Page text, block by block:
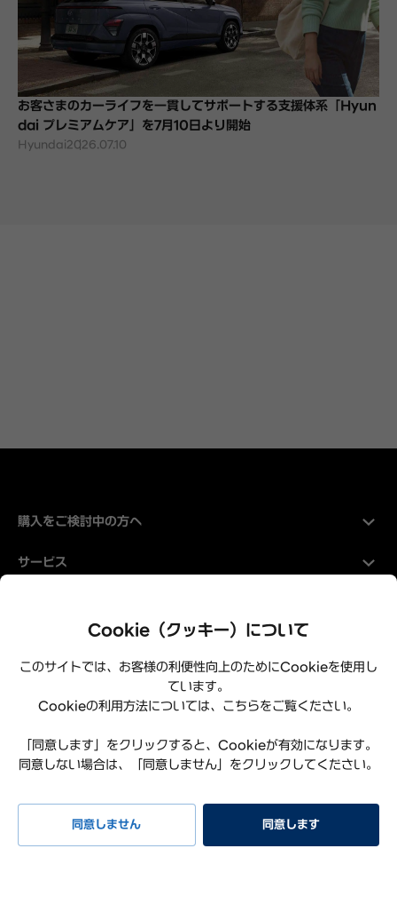
お客さまのカーライフを一貫してサポートする支援体系「Hyun
dai プレミアムケア」を7月10日より開始
Hyundai2026.07.10
購入をご検討中の方へ
サービス
プライバシーポリシー
利用規約
よくある質問
リコール情報
お問い合わせ
Cookie（クッキー）について
このサイトでは、お客様の利便性向上のためにCookieを使用し
ています。
Cookieの利用方法については、こちらをご覧ください。
「同意します」をクリックすると、Cookieが有効になります。
同意しない場合は、「同意しません」をクリックしてください。
同意しません 同意します